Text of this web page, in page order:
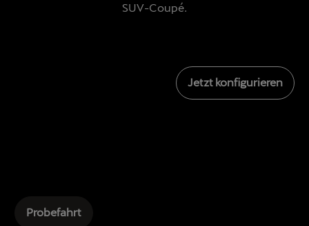
SUV-Coupé.
Jetzt konfigurieren
Probefahrt